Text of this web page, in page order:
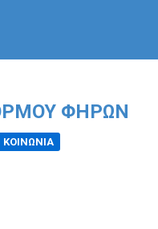
ΦΗΡΩΝ
ΚΟΙΝΩΝΙΑ